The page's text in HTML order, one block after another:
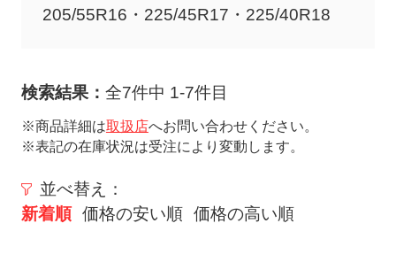
205/55R16・225/45R17・225/40R18
検索結果： 全7件中 1-7件目
※商品詳細は取扱店へお問い合わせください。
※表記の在庫状況は受注により変動します。
並べ替え：
新着順 価格の安い順 価格の高い順